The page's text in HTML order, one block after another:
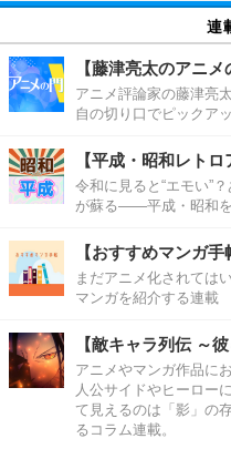
連
【藤津亮太のアニメ
アニメ評論家の藤津亮
自の切り口でピックアッ
【平成・昭和レトロ
令和に見ると“エモい”
が蘇る――平成・昭和を
【おすすめマンガ手
まだアニメ化されては
マンガを紹介する連載
【敵キャラ列伝 ～
アニメやマンガ作品に
人公サイドやヒーロー
て見えるのは「影」の
るコラム連載。